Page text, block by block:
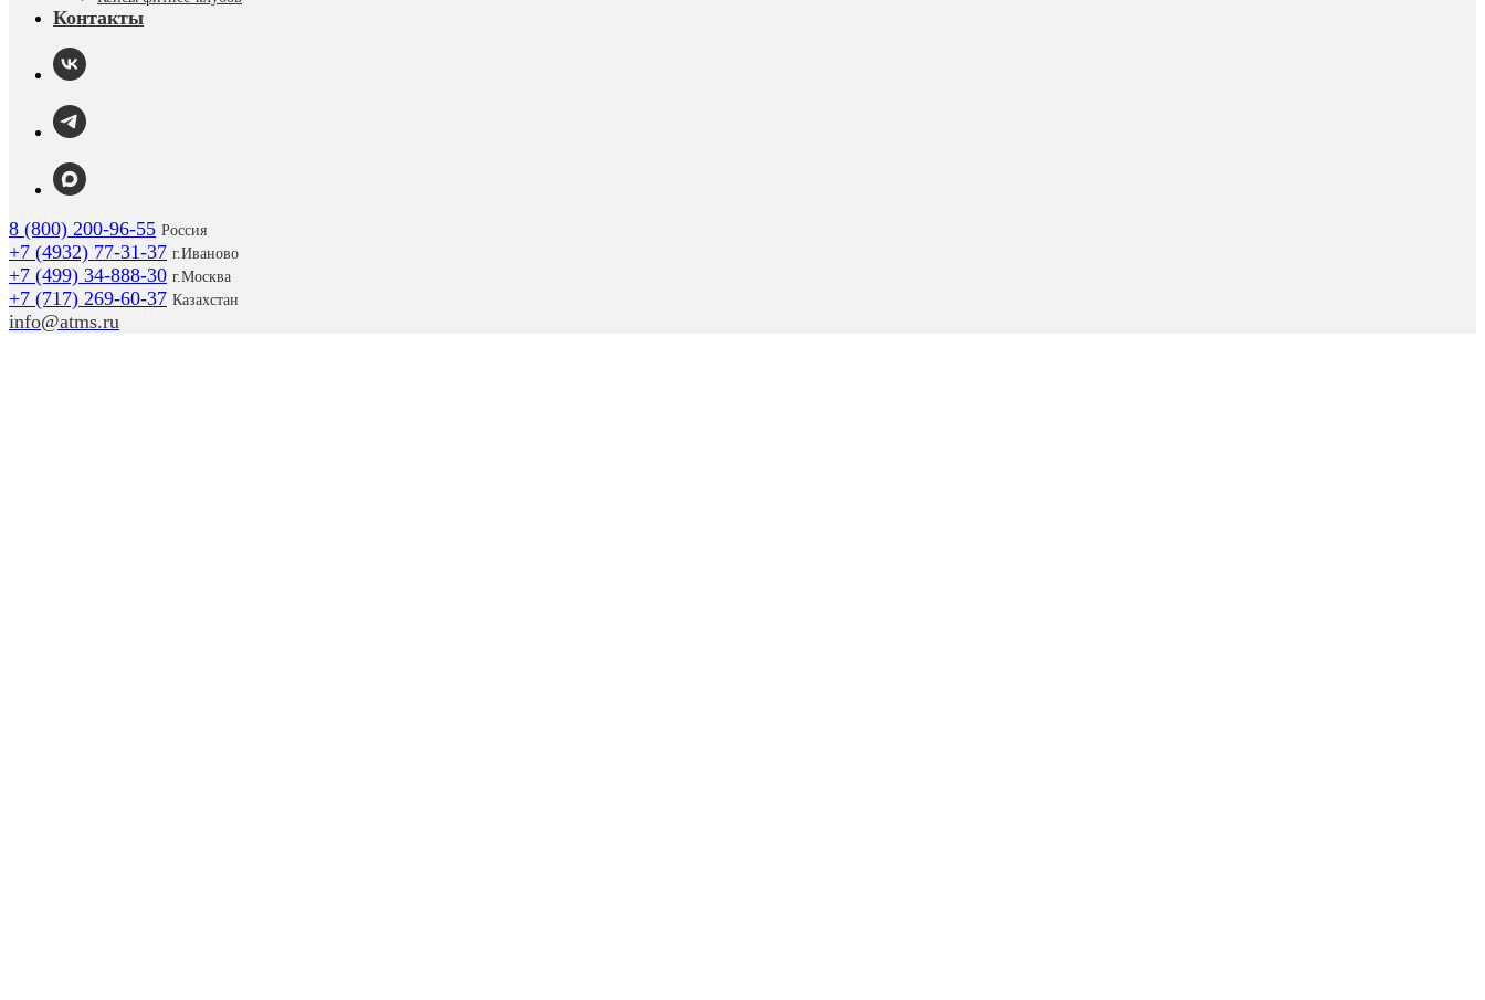
Контакты
8 (800) 200-96-55 Россия
+7 (4932) 77-31-37 г.Иваново
+7 (499) 34-888-30 г.Москва
+7 (717) 269-60-37 Казахстан
info@atms.ru